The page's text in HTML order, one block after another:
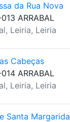
da Rua Nova
ARRABAL
Leiria, Leiria
Cabeças
ARRABAL
Leiria, Leiria
Santa Margarida